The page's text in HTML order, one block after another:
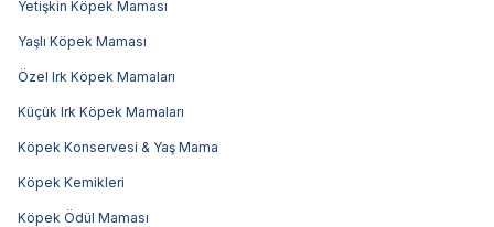
Yetişkin Köpek Maması
Yaşlı Köpek Maması
Özel Irk Köpek Mamaları
Küçük Irk Köpek Mamaları
Köpek Konservesi & Yaş Mama
Köpek Kemikleri
Köpek Ödül Maması